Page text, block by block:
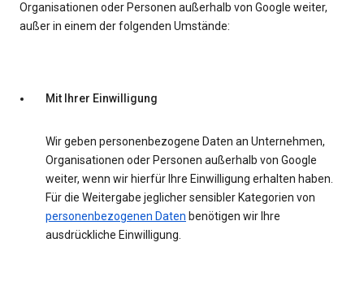
Organisationen oder Personen außerhalb von Google weiter,
außer in einem der folgenden Umstände:
Mit Ihrer Einwilligung
Wir geben personenbezogene Daten an Unternehmen,
Organisationen oder Personen außerhalb von Google
weiter, wenn wir hierfür Ihre Einwilligung erhalten haben.
Für die Weitergabe jeglicher sensibler Kategorien von
personenbezogenen Daten benötigen wir Ihre
ausdrückliche Einwilligung.